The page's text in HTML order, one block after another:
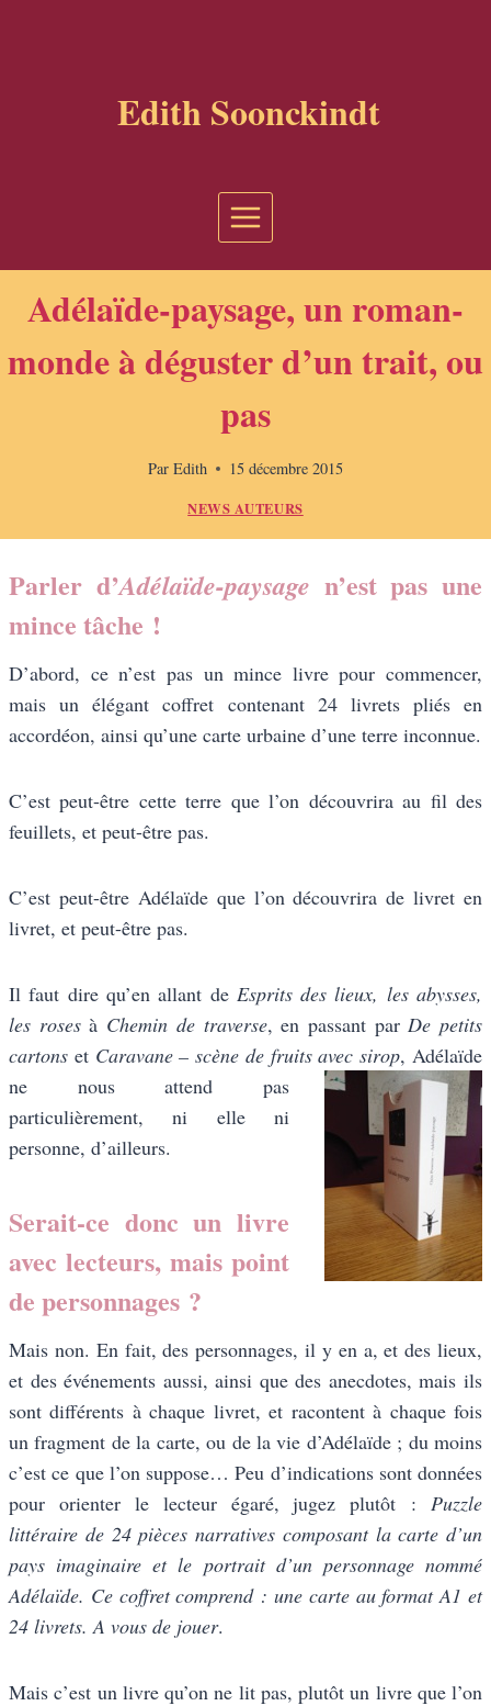
Edith Soonckindt
Adélaïde-paysage, un roman-
monde à déguster d’un trait, ou
pas
Par Edith 15 décembre 2015
NEWS AUTEURS
Parler d’Adélaïde-paysage n’est pas une
mince tâche !
D’abord, ce n’est pas un mince livre pour commencer,
mais un élégant coffret contenant 24 livrets pliés en
accordéon, ainsi qu’une carte urbaine d’une terre inconnue.
C’est peut-être cette terre que l’on découvrira au fil des
feuillets, et peut-être pas.
C’est peut-être Adélaïde que l’on découvrira de livret en
livret, et peut-être pas.
Il faut dire qu’en allant de Esprits des lieux, les abysses,
les rosesà Chemin de traverse, en passant parDe petits
cartons et Caravane – scène de fruitsavec sirop, Adélaïde
ne nous attend pas
particulièrement, ni elle ni
personne, d’ailleurs.
Serait-ce donc un livre
avec lecteurs, mais point
de personnages ?
Mais non. En fait, des personnages, il y en a, et des lieux,
et des événements aussi, ainsi que des anecdotes, mais ils
sont différents à chaque livret, et racontent à chaque fois
un fragment de la carte, ou de la vie d’Adélaïde ; du moins
c’est ce que l’on suppose… Peu d’indications sont données
pour orienter le lecteur égaré, jugez plutôt : Puzzle
littéraire de 24 pièces narratives composant la carte d’un
pays imaginaire et le portrait d’un personnage nommé
Adélaïde. Ce coffret comprend : une carte au format A1 et
24 livrets. A vous de jouer.
Mais c’est un livre qu’on ne lit pas, plutôt un livre que l’on